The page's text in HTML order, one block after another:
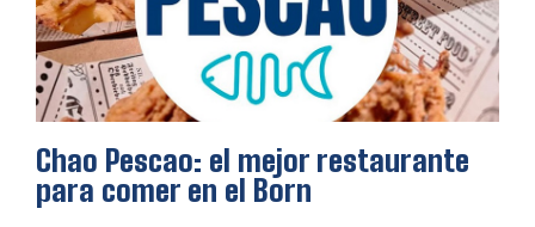
Chao Pescao: el mejor restaurante
para comer en el Born